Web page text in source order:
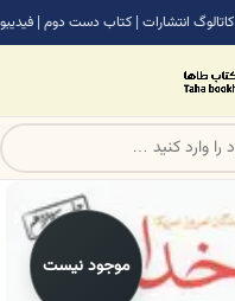
کاتالوگ انتشارات | کتاب دست دوم | فیدیبو
موجود نیست